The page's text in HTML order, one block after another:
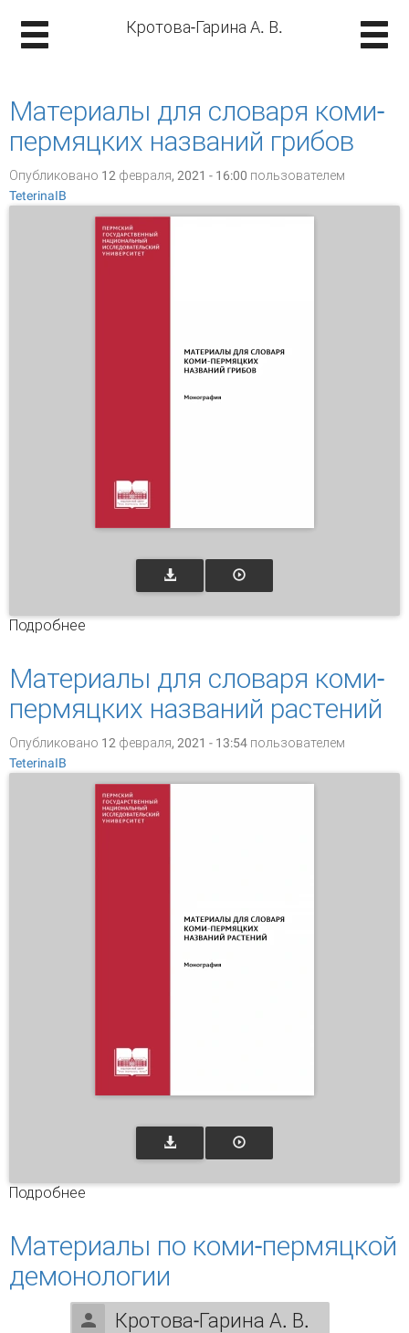
Кротова-Гарина А. В.
Материалы для словаря коми-
пермяцких названий грибов
Опубликовано 12 февраля, 2021 - 16:00 пользователем
TeterinaIB
Подробнее
Материалы для словаря коми-
пермяцких названий растений
Опубликовано 12 февраля, 2021 - 13:54 пользователем
TeterinaIB
Подробнее
Материалы по коми-пермяцкой
демонологии
Кротова-Гарина А. В.